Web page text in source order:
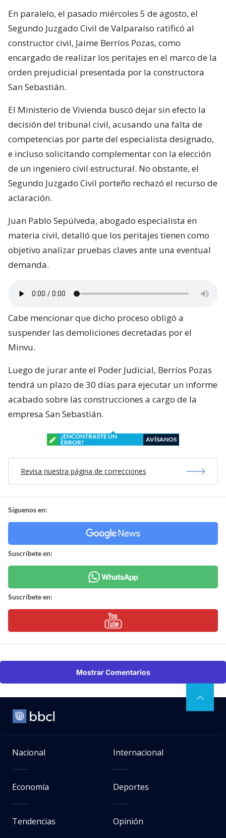
En paralelo, el pasado miércoles 5 de agosto, el
Segundo Juzgado Civil de Valparaíso ratificó al
constructor civil, Jaime Berríos Pozas, como
encargado de realizar los peritajes en el marco de la
orden prejudicial presentada por la constructora
San Sebastián.
El Ministerio de Vivienda buscó dejar sin efecto la
decisión del tribunal civil, acusando una falta de
competencias por parte del especialista designado,
e incluso solicitando complementar con la elección
de un ingeniero civil estructural. No obstante, el
Segundo Juzgado Civil porteño rechazó el recurso de
aclaración.
Juan Pablo Sepúlveda, abogado especialista en
materia civil, detalló que los peritajes tienen como
objetivo analizar pruebas claves ante una eventual
demanda.
Cabe mencionar que dicho proceso obligó a
suspender las demoliciones decretadas por el
Minvu.
Luego de jurar ante el Poder Judicial, Berríos Pozas
tendrá un plazo de 30 días para ejecutar un informe
acabado sobre las construcciones a cargo de la
empresa San Sebastián.
¿ENCONTRASTE UN
ERROR?
AVÍSANOS
Revisa nuestra página de correcciones
Síguenos en:
Suscríbete en:
Suscríbete en:
Mostrar Comentarios
Nacional Internacional
Economía Deportes
Tendencias Opinión